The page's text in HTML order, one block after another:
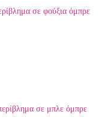
σε φούξια όμπρε
σε μπλε όμπρε